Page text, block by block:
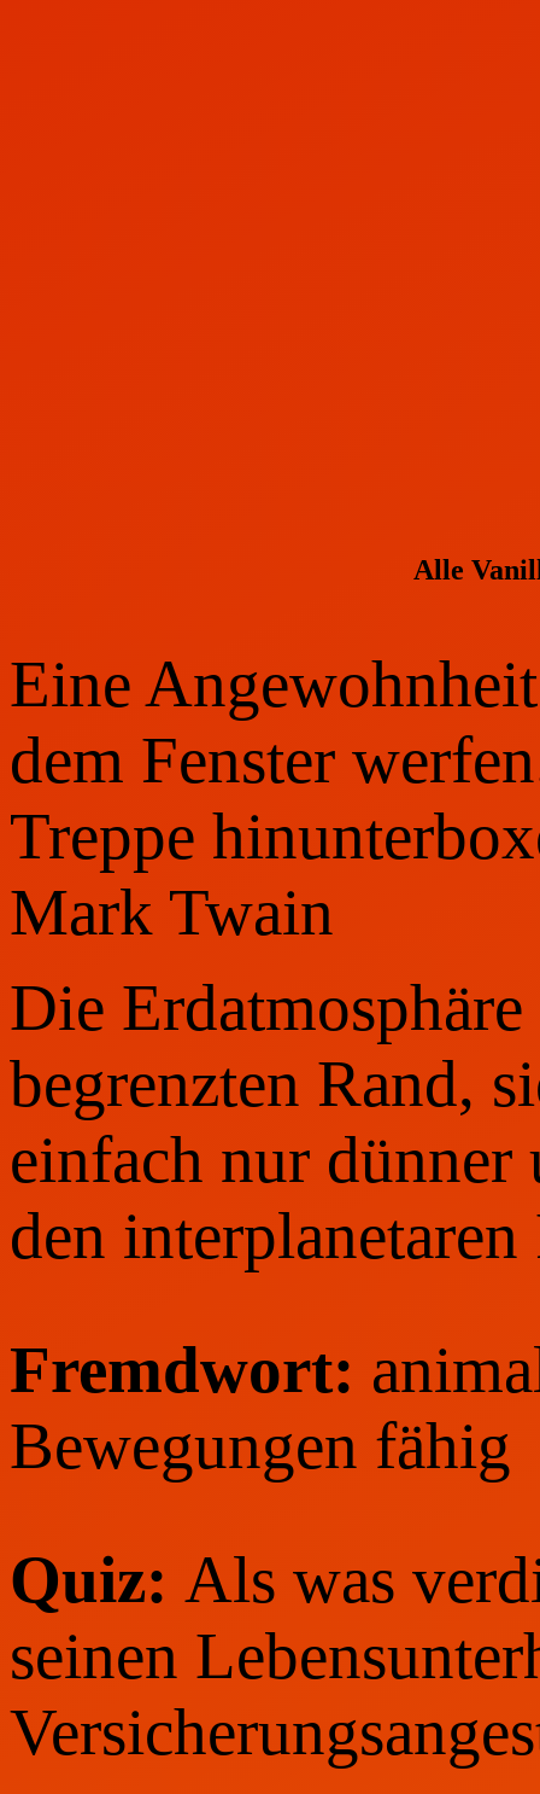
Alle
Eine
dem Fenster
Treppe
Mark Twain
Die
begrenzten Rand,
einfach nur dünner
den
Fremdwort:
Bewegungen fähig
Quiz: Als was
seinen